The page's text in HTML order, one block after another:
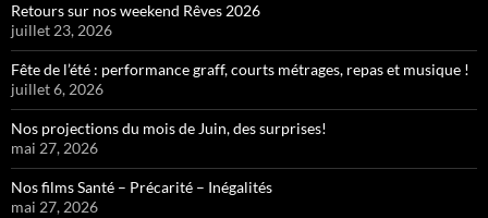
Retours sur nos weekend Rêves 2026
juillet 23, 2026
Fête de l’été : performance graff, courts métrages, repas et musique !
juillet 6, 2026
Nos projections du mois de Juin, des surprises!
mai 27, 2026
Nos films Santé – Précarité – Inégalités
mai 27, 2026